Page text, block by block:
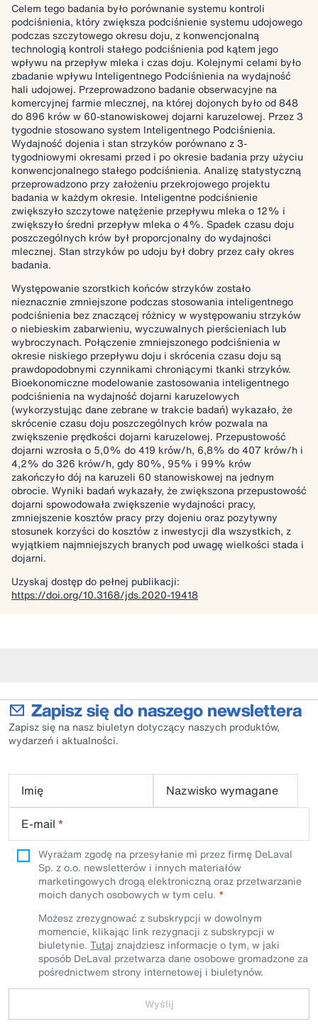
Celem tego badania było porównanie systemu kontroli
podciśnienia, który zwiększa podciśnienie systemu udojowego
podczas szczytowego okresu doju, z konwencjonalną
technologią kontroli stałego podciśnienia pod kątem jego
wpływu na przepływ mleka i czas doju. Kolejnymi celami było
zbadanie wpływu Inteligentnego Podciśnienia na wydajność
hali udojowej. Przeprowadzono badanie obserwacyjne na
komercyjnej farmie mlecznej, na której dojonych było od 848
do 896 krów w 60-stanowiskowej dojarni karuzelowej. Przez 3
tygodnie stosowano system Inteligentnego Podciśnienia.
Wydajność dojenia i stan strzyków porównano z 3-
tygodniowymi okresami przed i po okresie badania przy użyciu
konwencjonalnego stałego podciśnienia. Analizę statystyczną
przeprowadzono przy założeniu przekrojowego projektu
badania w każdym okresie. Inteligentne podciśnienie
zwiększyło szczytowe natężenie przepływu mleka o 12% i
zwiększyło średni przepływ mleka o 4%. Spadek czasu doju
poszczególnych krów był proporcjonalny do wydajności
mlecznej. Stan strzyków po udoju był dobry przez cały okres
badania.
Występowanie szorstkich końców strzyków zostało
nieznacznie zmniejszone podczas stosowania inteligentnego
podciśnienia bez znaczącej różnicy w występowaniu strzyków
o niebieskim zabarwieniu, wyczuwalnych pierścieniach lub
wybroczynach. Połączenie zmniejszonego podciśnienia w
okresie niskiego przepływu doju i skrócenia czasu doju są
prawdopodobnymi czynnikami chroniącymi tkanki strzyków.
Bioekonomiczne modelowanie zastosowania inteligentnego
podciśnienia na wydajność dojarni karuzelowych
(wykorzystując dane zebrane w trakcie badań) wykazało, że
skrócenie czasu doju poszczególnych krów pozwala na
zwiększenie prędkości dojarni karuzelowej. Przepustowość
dojarni wzrosła o 5,0% do 419 krów/h, 6,8% do 407 krów/h i
4,2% do 326 krów/h, gdy 80%, 95% i 99% krów
zakończyło dój na karuzeli 60 stanowiskowej na jednym
obrocie. Wyniki badań wykazały, że zwiększona przepustowość
dojarni spowodowała zwiększenie wydajności pracy,
zmniejszenie kosztów pracy przy dojeniu oraz pozytywny
stosunek korzyści do kosztów z inwestycji dla wszystkich, z
wyjątkiem najmniejszych branych pod uwagę wielkości stada i
dojarni.
Uzyskaj dostęp do pełnej publikacji:
https://doi.org/10.3168/jds.2020-19418
Zapisz się do naszego newslettera
Zapisz się na nasz biuletyn dotyczący naszych produktów,
wydarzeń i aktualności.
Imię
Nazwisko wymagane
E-mail *
Wyrażam zgodę na przesyłanie mi przez firmę DeLaval
Sp. z o.o. newsletterów i innych materiałów
marketingowych drogą elektroniczną oraz przetwarzanie
moich danych osobowych w tym celu.
Możesz zrezygnować z subskrypcji w dowolnym
momencie, klikając link rezygnacji z subskrypcji w
biuletynie. Tutaj znajdziesz informacje o tym, w jaki
sposób DeLaval przetwarza dane osobowe gromadzone za
pośrednictwem strony internetowej i biuletynów.
Wyślij